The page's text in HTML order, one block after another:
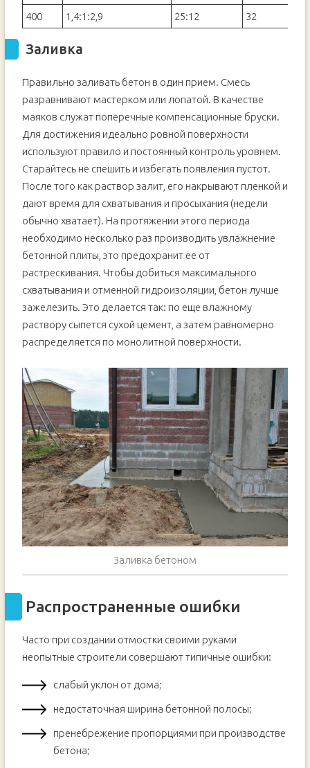
400
1,4:1:2,9 25:12 32
Заливка
Правильно заливать бетон в один прием. Смесь
разравнивают мастерком или лопатой. В качестве
маяков служат поперечные компенсационные бруски.
Для достижения идеально ровной поверхности
используют правило и постоянный контроль уровнем.
Старайтесь не спешить и избегать появления пустот.
После того как раствор залит, его накрывают пленкой и
дают время для схватывания и просыхания (недели
обычно хватает). На протяжении этого периода
необходимо несколько раз производить увлажнение
бетонной плиты, это предохранит ее от
растрескивания. Чтобы добиться максимального
схватывания и отменной гидроизоляции, бетон лучше
зажелезить. Это делается так: по еще влажному
раствору сыпется сухой цемент, а затем равномерно
распределяется по монолитной поверхности.
Заливка бетоном
Распространенные ошибки
Часто при создании отмостки своими руками
неопытные строители совершают типичные ошибки:
слабый уклон от дома;
недостаточная ширина бетонной полосы;
пренебрежение пропорциями при производстве
бетона;